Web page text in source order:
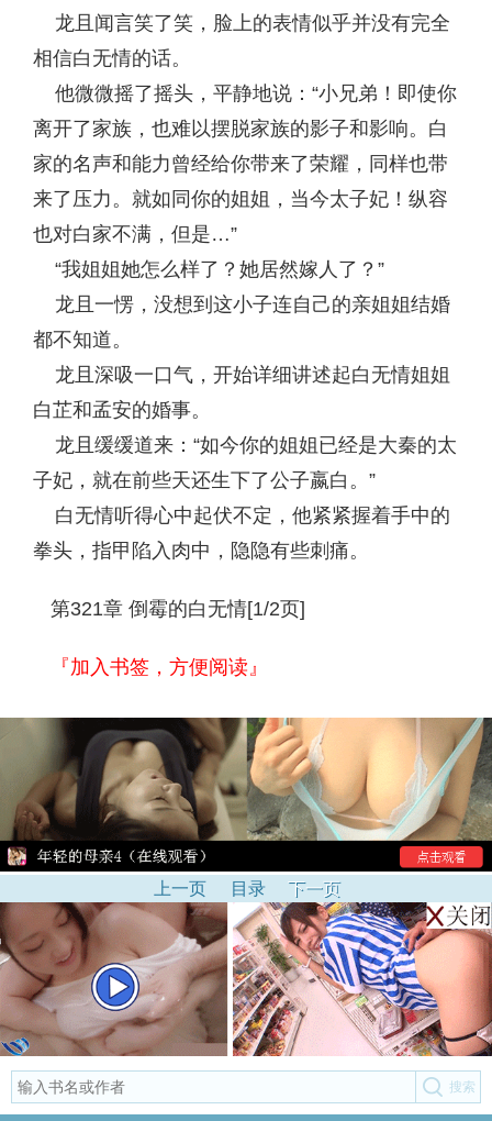
龙且闻言笑了笑，脸上的表情似乎并没有完全
相信白无情的话。
他微微摇了摇头，平静地说：“小兄弟！即使你
离开了家族，也难以摆脱家族的影子和影响。白
家的名声和能力曾经给你带来了荣耀，同样也带
来了压力。就如同你的姐姐，当今太子妃！纵容
也对白家不满，但是…”
“我姐姐她怎么样了？她居然嫁人了？”
龙且一愣，没想到这小子连自己的亲姐姐结婚
都不知道。
龙且深吸一口气，开始详细讲述起白无情姐姐
白芷和孟安的婚事。
龙且缓缓道来：“如今你的姐姐已经是大秦的太
子妃，就在前些天还生下了公子嬴白。”
白无情听得心中起伏不定，他紧紧握着手中的
拳头，指甲陷入肉中，隐隐有些刺痛。
第321章 倒霉的白无情[1/2页]
『加入书签，方便阅读』
上一页 目录 下一页